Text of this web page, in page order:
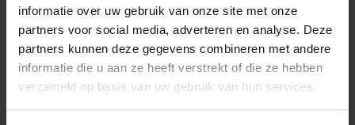
informatie over uw gebruik van onze site met onze
partners voor social media, adverteren en analyse. Deze
partners kunnen deze gegevens combineren met andere
informatie die u aan ze heeft verstrekt of die ze hebben
verzameld op basis van uw gebruik van hun services.